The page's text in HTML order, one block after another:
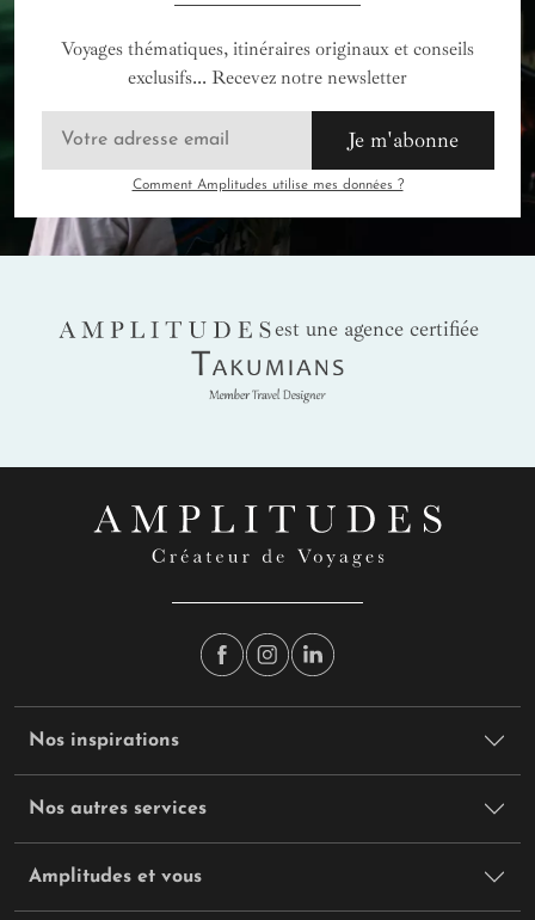
Voyages thématiques, itinéraires originaux et conseils
exclusifs... Recevez notre newsletter
Je m'abonne
Comment Amplitudes utilise mes données ?
AMPLITUDES
est une agence certifiée
Takumians
Nos inspirations
Nos autres services
Amplitudes et vous